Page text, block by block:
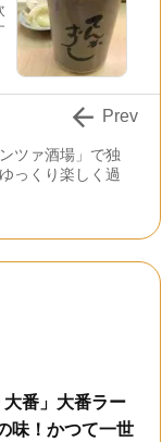
ツァ酒場」で独
っくり楽しく過
 Prev
大番」大番ラー
味！かつて一世